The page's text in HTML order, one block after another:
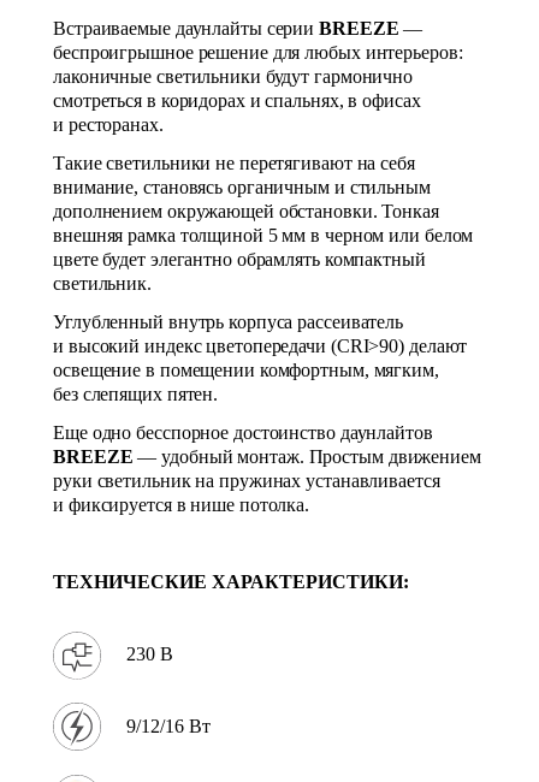
Встраиваемые даунлайты серииBREEZE —
беспроигрышное решение для любых интерьеров:
лаконичные светильники будут гармонично
смотреться в коридорах и спальнях, в офисах
и ресторанах.
Такие светильники не перетягивают на себя
внимание, становясь органичным и стильным
дополнением окружающей обстановки. Тонкая
внешняя рамка толщиной 5 мм в черном или белом
цвете будет элегантно обрамлять компактный
светильник.
Углубленный внутрь корпуса рассеиватель
и высокий индекс цветопередачи (CRI>90) делают
освещение в помещении комфортным, мягким,
без слепящих пятен.
Еще одно бесспорное достоинство даунлайтов
BREEZE — удобный монтаж. Простым движением
руки светильник на пружинах устанавливается
и фиксируется в нише потолка.
ТЕХНИЧЕСКИЕ ХАРАКТЕРИСТИКИ:
230 В
9/12/16 Вт